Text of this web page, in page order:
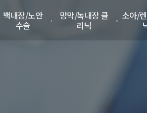
백내장/노안
수술
망막/녹내장 클
리닉
소아/